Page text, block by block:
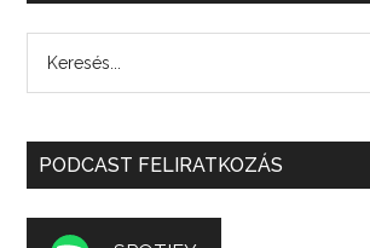
PODCAST FELIRATKOZÁS